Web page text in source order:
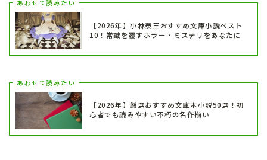
あわせて読みたい
【2026年】小林泰三おすすめ文庫小説ベスト
10！常識を覆すホラー・ミステリをあなたに
あわせて読みたい
【2026年】厳選おすすめ文庫本小説50選！初
心者でも読みやすい不朽の名作揃い